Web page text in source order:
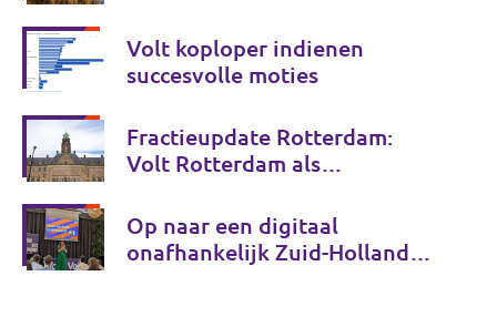
voor de toekomst
Volt koploper indienen
succesvolle moties
Fractieupdate Rotterdam:
Volt Rotterdam als
Op naar een digitaal
onafhankelijk Zuid-Holland